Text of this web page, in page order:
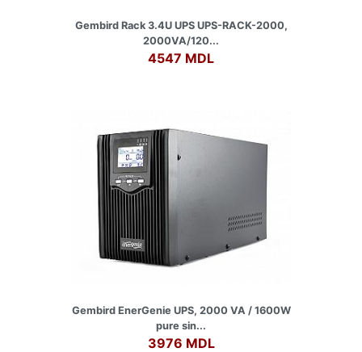
Gembird Rack 3.4U UPS UPS-RACK-2000,
2000VA/120...
4547 MDL
Gembird EnerGenie UPS, 2000 VA / 1600W
pure sin...
3976 MDL